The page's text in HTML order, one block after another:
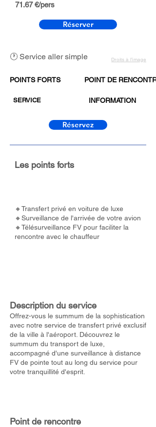
71.67 €/pers
Réserver
🕐 Service aller simple Droits à l’image
POINTS FORTS
SERVICE
POINT DE
INFORMATION
Réservez
Les points forts
🔸Transfert privé en voiture de luxe
🔸Surveillance de l'arrivée de votre avion
🔸Télésurveillance FV pour faciliter la
rencontre avec le chauffeur
Description du service
Offrez-vous le summum de la sophistication
avec notre service de transfert privé exclusif
de la ville à l'aéroport. Découvrez le
summum du transport de luxe,
accompagné d'une surveillance à distance
FV de pointe tout au long du service pour
votre tranquillité d'esprit.
Point de rencontre